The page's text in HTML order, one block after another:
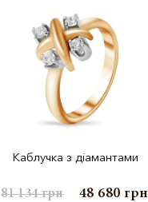
Каблучка з діамантами
81 134грн 48 680 грн